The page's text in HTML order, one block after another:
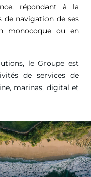
répondant à la
de navigation de ses
monocoque ou en
le Groupe est
de services de
marinas, digital et